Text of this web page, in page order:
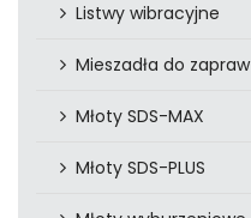
Listwy wibracyjne
Mieszadła do zapraw
Młoty SDS-MAX
Młoty SDS-PLUS